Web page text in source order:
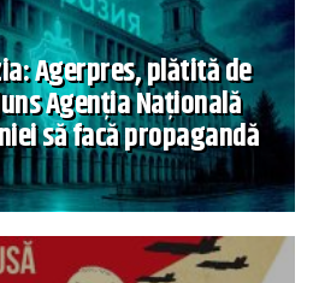
Agerpres, plătită de
Agenția Națională
să facă propagandă